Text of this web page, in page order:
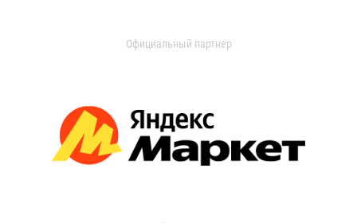
Официальный партнер